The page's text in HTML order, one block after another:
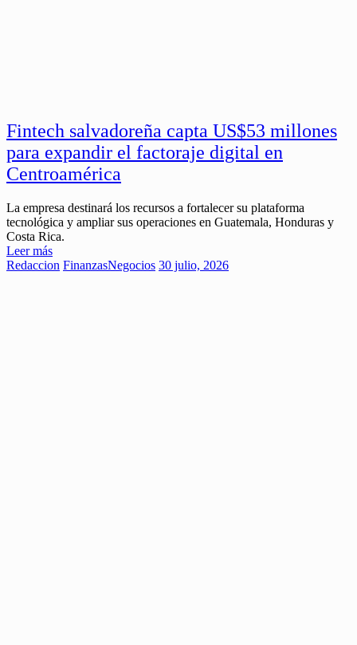
Fintech salvadoreña capta US$53 millones
para expandir el factoraje digital en
Centroamérica
La empresa destinará los recursos a fortalecer su plataforma
tecnológica y ampliar sus operaciones en Guatemala, Honduras y
Costa Rica.
Leer más
Redaccion FinanzasNegocios 30 julio, 2026